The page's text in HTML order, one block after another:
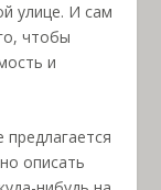
улице. И сам
чтобы
и
описать